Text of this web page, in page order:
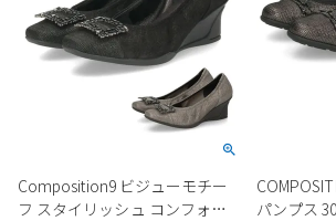
Composition9 ビジューモチー
フ スタイリッシュ コンフォー
パンプス